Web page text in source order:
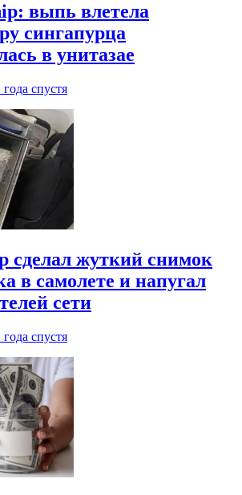
выпь влетела
сингапурца
в унитазае
года спустя
сделал жуткий снимок
в самолете и напугал
сети
года спустя